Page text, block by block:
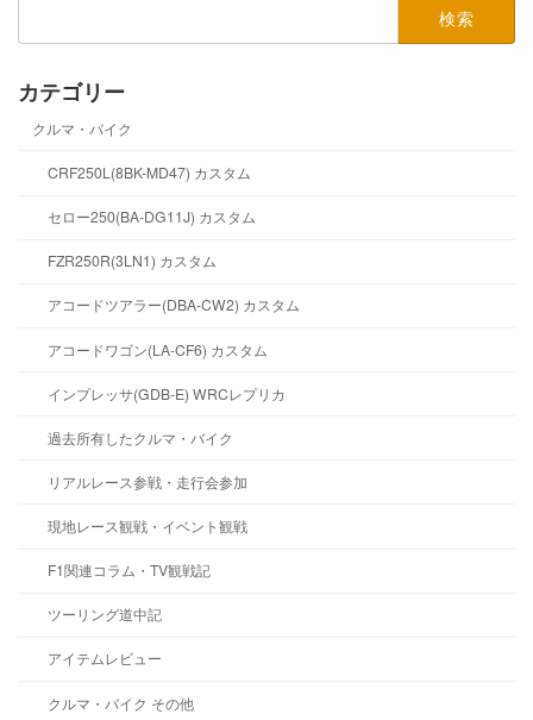
検
カテゴリー
クルマ・バイク
CRF250L(8BK-MD47) カスタム
セロー250(BA-DG11J) カスタム
FZR250R(3LN1) カスタム
アコードツアラー(DBA-CW2) カスタム
アコードワゴン(LA-CF6) カスタム
インプレッサ(GDB-E) WRCレプリカ
過去所有したクルマ・バイク
リアルレース参戦・走行会参加
現地レース観戦・イベント観戦
F1関連コラム・TV観戦記
ツーリング道中記
アイテムレビュー
クルマ・バイク その他